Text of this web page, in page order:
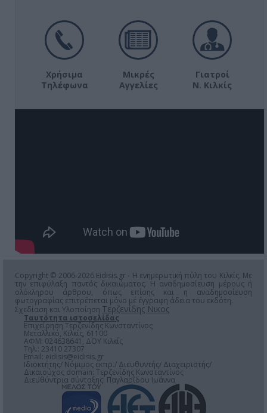
Χρήσιμα
Τηλέφωνα
Μικρές
Αγγελίες
Γιατροί
Ν. Κιλκίς
Copyright © 2006-2026 Eidisis.gr - Η ενημερωτική πύλη του Κιλκίς. Με
την επιφύλαξη παντός δικαιώματος. Η αναδημοσίευση μέρους ή
ολόκληρου άρθρου, όπως επίσης και η αναδημοσίευση
φωτογραφίας επιτρέπεται μόνο μέ έγγραφη άδεια του εκδότη.
Σχεδίαση και Υλοποίηση Τερζενίδης Νικος
Ταυτότητα ιστοσελίδας
Επιχείρηση Τερζενίδης Κωνσταντίνος
Μεταλλικό, Κιλκίς, 61100
ΑΦΜ: 024638641, ΔΟΥ Κιλκίς
Τηλ.: 23410 27307
Email: eidisis@eidisis.gr
Ιδιοκτήτης/ Νόμιμος εκπρ./ Διευθυντής/ Διαχειριστής/
Δικαιούχος domain: Τερζενίδης Κωνσταντίνος
Διευθύντρια σύνταξης: Παγλαρίδου Ιωάννα